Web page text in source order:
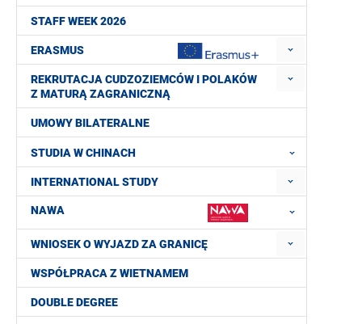
STAFF WEEK 2026
ERASMUS
REKRUTACJA CUDZOZIEMCÓW I POLAKÓW
Z MATURĄ ZAGRANICZNĄ
UMOWY BILATERALNE
STUDIA W CHINACH
INTERNATIONAL STUDY
NAWA
WNIOSEK O WYJAZD ZA GRANICĘ
WSPÓŁPRACA Z WIETNAMEM
DOUBLE DEGREE